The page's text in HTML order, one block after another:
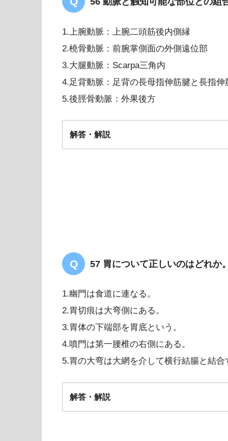
1.上腕動脈：上腕二頭筋後内側縁
2.橈骨動脈：前腕掌側面の外側遠位部
3.大腿動脈：Scarpa三角内
4.足背動脈：足背の長母指伸筋腱と長指伸
5.後脛骨動脈：外果後方
解答・解説
57 胃について正しいのはどれか
1.幽門は食道に連なる。
2.胃切痕は大弯側にある。
3.胃体の下端部を胃底という。
4.噴門は第一腰椎の右側にある。
5.胃の大弯は大網を介して横行結腸と結合
解答・解説